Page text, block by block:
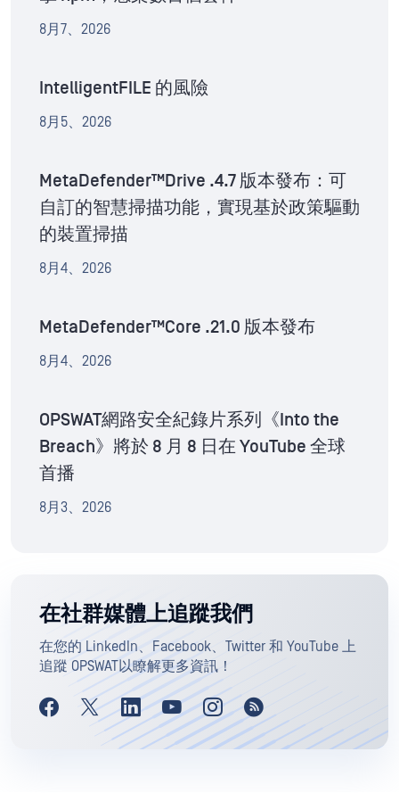
8月7、2026
IntelligentFILE 的風險
8月5、2026
MetaDefender™Drive .4.7 版本發布：可
自訂的智慧掃描功能，實現基於政策驅動
的裝置掃描
8月4、2026
MetaDefender™Core .21.0 版本發布
8月4、2026
OPSWAT網路安全紀錄片系列《Into the
Breach》將於 8 月 8 日在 YouTube 全球
首播
8月3、2026
在社群媒體上追蹤我們
在您的 LinkedIn、Facebook、Twitter 和 YouTube 上
追蹤 OPSWAT以瞭解更多資訊！